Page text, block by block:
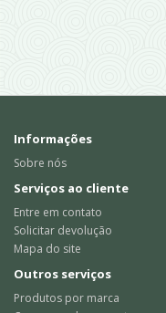
Informações
Sobre nós
Serviços ao cliente
Entre em contato
Solicitar devolução
Mapa do site
Outros serviços
Produtos por marca